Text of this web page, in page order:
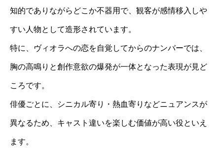
知的でありながらどこか不器用で、観客が感情移入しや
すい人物として造形されています。
特に、ヴィオラへの恋を自覚してからのナンバーでは、
胸の高鳴りと創作意欲の爆発が一体となった表現が見ど
ころです。
俳優ごとに、シニカル寄り・熱血寄りなどニュアンスが
異なるため、キャスト違いを楽しむ価値が高い役といえ
ます。